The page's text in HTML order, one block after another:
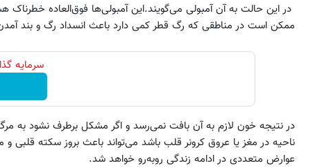
در این حالت به آن آمبولی می‌گویند.این آمبولی‌ها فوق‌العاده
ممکن است در مناطقی که رگ قطر کمی دارد باعث انسداد رگ و بند
سرمایه
در نتیجه خون لازم به آن بافت نمی‌رسد و اگر مشکل برطرف نشود به
ناحیه در مغز یا عروق کرونر قلب باشد می‌تواند باعث بروز سکته قلبی و
عوارض متعددی در ادامه زندگی روبه‌رو خواهد شد.
درخواست فروش
خرید اقساطی طلا و گوشی فقط با
درخواست اعتبار